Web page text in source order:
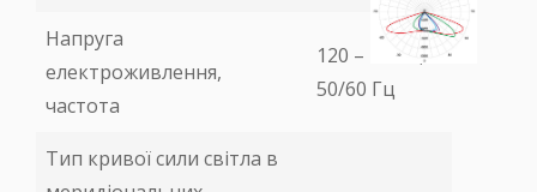
Напруга
електроживлення,
частота
120 – 290 В,
50/60 Гц
Тип кривої сили світла в